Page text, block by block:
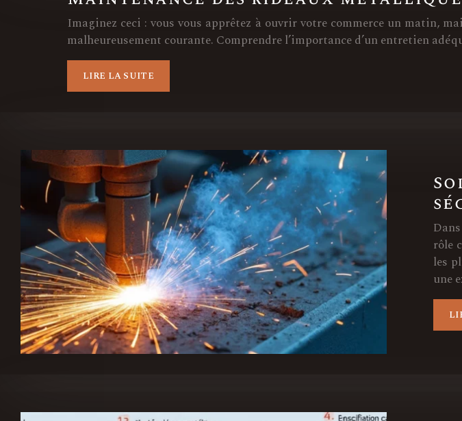
Imaginez ceci : vous vous apprêtez à ouvrir votre commerce un matin,
malheureusement courante. Comprendre l’importance d’un entretien
LIRE LA SUITE
rôle
les
une